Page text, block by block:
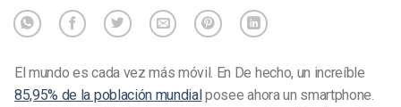
El mundo es cada vez más móvil. En De hecho, un increíble
85,95% de la población mundial posee ahora un smartphone.